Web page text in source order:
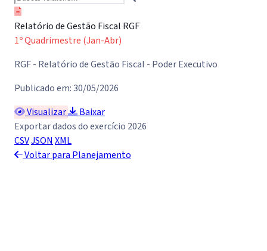
Relatório de Gestão Fiscal RGF
1º Quadrimestre (Jan-Abr)
RGF - Relatório de Gestão Fiscal - Poder Executivo
Publicado em: 30/05/2026
Visualizar
Baixar
Exportar dados do exercício 2026
CSVJSON XML
Voltar para Planejamento